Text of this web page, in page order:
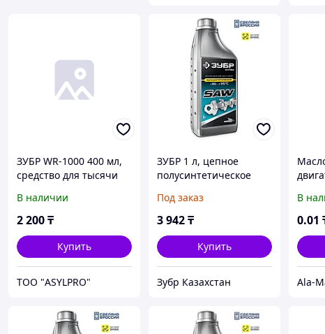
ЗУБР WR-1000 400 мл,
средство для тысячи
Многофункциональная
аэрозольная смазка,
В наличии
2 200₸
Купить
ТОО "ASYLPRO"
ЗУБР 1 л, цепное
полусинтетическое
электропил, EXTRA
(70623-1)
Под заказ
3 942₸
Купить
Зубр Казахстан
(ЗМД-
В
0.01